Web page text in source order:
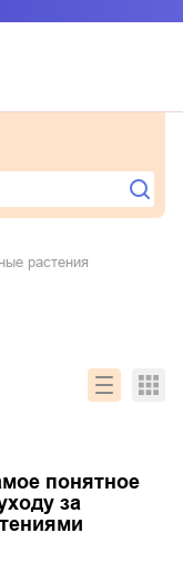
растения
понятное
за